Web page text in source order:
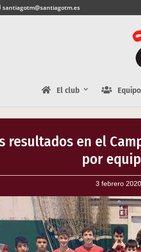
santiagotm@santiagotm.es
El club
resultados en el
por
3 febrero 2020